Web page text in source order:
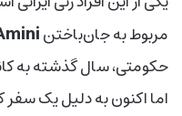
مربوط به جان‌باختن
حکومتی، سال گذشته به
اما اکنون به دلیل یک سفر